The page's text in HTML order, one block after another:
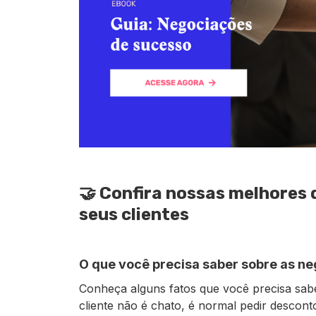
🤝 Confira nossas
seus clientes
O que você precisa saber sobre as
Conheça alguns fatos que você precisa
cliente não é chato, é normal pedir